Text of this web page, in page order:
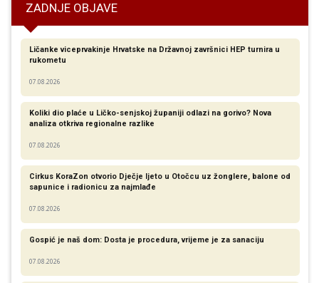
ZADNJE OBJAVE
Ličanke viceprvakinje Hrvatske na Državnoj završnici HEP turnira u
rukometu
07.08.2026
Koliki dio plaće u Ličko-senjskoj županiji odlazi na gorivo? Nova
analiza otkriva regionalne razlike​
07.08.2026
Cirkus KoraZon otvorio Dječje ljeto u Otočcu uz žonglere, balone od
sapunice i radionicu za najmlađe
07.08.2026
Gospić je naš dom: Dosta je procedura, vrijeme je za sanaciju
07.08.2026